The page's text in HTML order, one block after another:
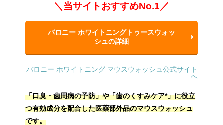
＼当サイトおすすめNo.1／
バロニー ホワイトニングトゥースウォッ
シュの詳細
バロニー ホワイトニング マウスウォッシュ公式サイト
へ
「口臭・歯周病の予防」や「歯のくすみケア*」に役立
つ有効成分を配合した医薬部外品のマウスウォッシュ
です。